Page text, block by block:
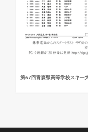
第67回青森県高等学校スキー